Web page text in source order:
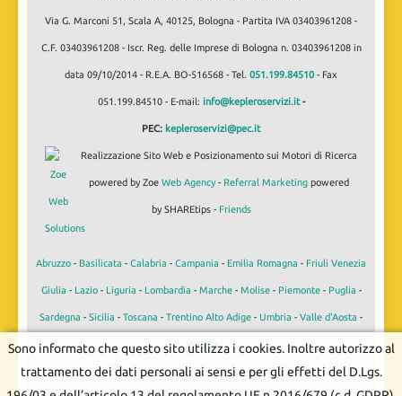
Via G. Marconi 51, Scala A, 40125, Bologna - Partita IVA 03403961208 -
C.F. 03403961208 - Iscr. Reg. delle Imprese di Bologna n. 03403961208 in
data 09/10/2014 - R.E.A. BO-516568 - Tel. 051.199.84510 - Fax
051.199.84510 - E-mail: info@kepleroservizi.it-
PEC: kepleroservizi@pec.it
Realizzazione Sito Web e Posizionamento sui Motori di Ricerca
powered by Zoe Web Agency- Referral Marketing powered
by SHAREtips - Friends
Abruzzo - Basilicata - Calabria - Campania - Emilia Romagna - Friuli Venezia
Giulia - Lazio- Liguria - Lombardia - Marche- Molise- Piemonte- Puglia -
Sardegna - Sicilia - Toscana - Trentino Alto Adige - Umbria - Valle d'Aosta -
Veneto
Sono informato che questo sito utilizza i cookies. Inoltre autorizzo al
trattamento dei dati personali ai sensi e per gli effetti del D.Lgs.